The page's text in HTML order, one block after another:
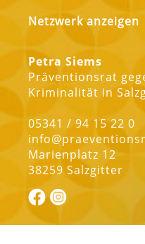
Netzwerk anzeigen
Petra Siems
Präventionsrat
Kriminalität in
05341 / 94 15 22 0
Marienplatz 12
38259 Salzgitter